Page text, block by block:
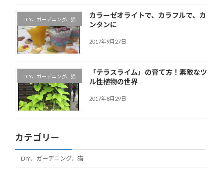
DIY、ガーデニング、猫
カラーゼオライトで、カラフルで、カ
ンタンに
2017年9月27日
DIY、ガーデニング、猫
「テラスライム」の育て方！素敵なツ
ル性植物の世界
2017年8月29日
カテゴリー
DIY、ガーデニング、猫